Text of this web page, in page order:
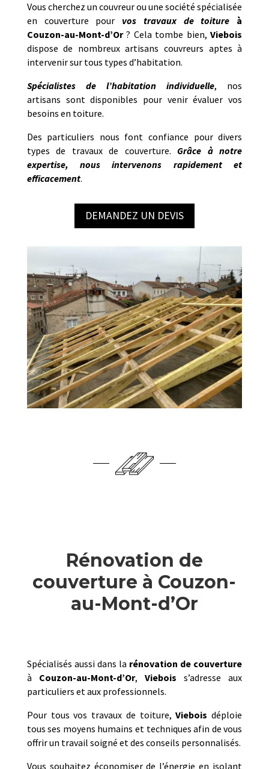
Vous cherchez un couvreur ou une société spécialisée
en couverture pour vos travaux de toiture
à
Couzon-au-Mont-d’Or? Cela tombe bien,Viebois
dispose de nombreux artisans couvreurs aptes à
intervenir sur tous types d’habitation.
Spécialistes de l’habitation individuelle, nos
artisans sont disponibles pour venir évaluer vos
besoins en toiture.
Des particuliers nous font confiance pour divers
types de travaux de couverture. Grâce à notre
expertise, nous intervenons rapidement et
efficacement.
DEMANDEZ UN DEVIS
Rénovation de
couverture à Couzon-
au-Mont-d’Or
Spécialisés aussi dans la rénovation de couverture
à Couzon-au-Mont-d’Or,Viebois s’adresse aux
particuliers et aux professionnels.
Pour tous vos travaux de toiture,Viebois déploie
tous ses moyens humains et techniques afin de vous
offrir un travail soigné et des conseils personnalisés.
Vous souhaitez économiser de l’énergie en isolant